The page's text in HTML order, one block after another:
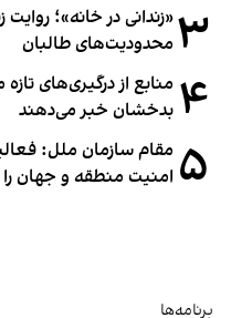
۳«زندانی در خانه»؛
محدودیت‌های طالبان
۴ منابع از درگیری‌های
بدخشان خبر می‌دهند
۵ مقام سازمان ملل:
امنیت منطقه و جهان را
برنامه‌ها